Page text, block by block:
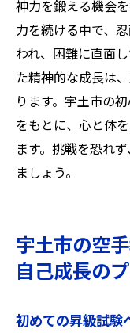
神力を鍛える機会
力を続ける中で、
われ、困難に直面
た精神的な成長は
ります。宇土市の
をもとに、心と体
ます。挑戦を恐れ
ましょう。
宇土市の空
自己成長の
初めての昇級試験